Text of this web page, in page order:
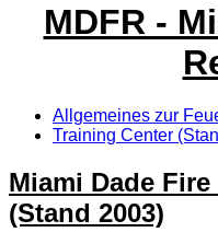
MDFR -
Allgemeines zur
Training Center
Miami Dade
(Stand 2003)